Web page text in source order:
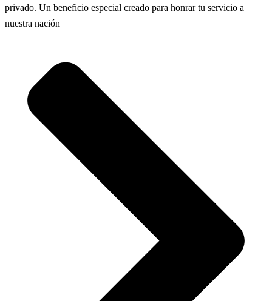
privado. Un beneficio especial creado para honrar tu servicio a
nuestra nación